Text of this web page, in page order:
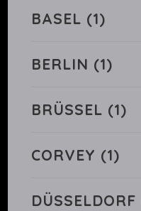
BASEL (1)
BERLIN (1)
BRÜSSEL (1)
CORVEY (1)
DÜSSELDORF